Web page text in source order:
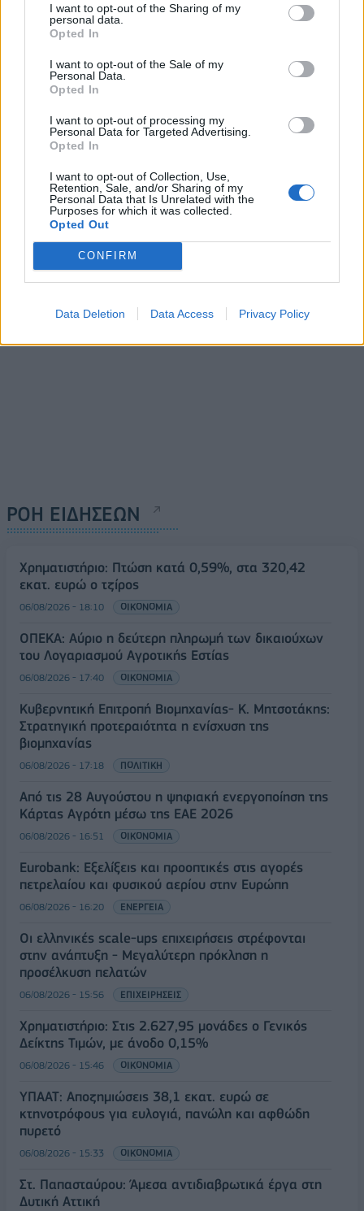
I want to opt-out of the Sharing of my
personal data.
Opted In
I want to opt-out of the Sale of my
Personal Data.
Opted In
I want to opt-out of processing my
Personal Data for Targeted Advertising.
Opted In
I want to opt-out of Collection, Use,
Retention, Sale, and/or Sharing of my
Personal Data that Is Unrelated with the
Purposes for which it was collected.
Opted Out
CONFIRM
Data Deletion Data Access Privacy Policy
ΠΕΡΙΣΣΌΤΕΡΑ ΣΕ ΑΥΤΉ ΤΗΝ ΚΑΤΗΓΟΡΊΑ
Β. Κορκίδης: Πάνω από 1,5
δις ευρώ ο εορταστικός
08/05/2024 - 10:24
Χρηματιστήριο: Στις
1.473,64 μονάδες ο
ΡΟΗ ΕΙΔΗΣΕΩΝ
Χρηματιστήριο: Πτώση κατά 0,59%, στα 320,42
εκατ. ευρώ ο τζίρος
06/08/2026 - 18:10 ΟΙΚΟΝΟΜΙΑ
ΟΠΕΚΑ: Αύριο η δεύτερη πληρωμή των δικαιούχων
του Λογαριασμού Αγροτικής Εστίας
06/08/2026 - 17:40 ΟΙΚΟΝΟΜΙΑ
Κυβερνητική Επιτροπή Βιομηχανίας- Κ. Μητσοτάκης:
Στρατηγική προτεραιότητα η ενίσχυση της
βιομηχανίας
06/08/2026 - 17:18 ΠΟΛΙΤΙΚΗ
Από τις 28 Αυγούστου η ψηφιακή ενεργοποίηση της
Κάρτας Αγρότη μέσω της ΕΑΕ 2026
06/08/2026 - 16:51 ΟΙΚΟΝΟΜΙΑ
Eurobank: Εξελίξεις και προοπτικές στις αγορές
πετρελαίου και φυσικού αερίου στην Ευρώπη
06/08/2026 - 16:20 ΕΝΕΡΓΕΙΑ
Οι ελληνικές scale-ups επιχειρήσεις στρέφονται
στην ανάπτυξη - Μεγαλύτερη πρόκληση η
προσέλκυση πελατών
06/08/2026 - 15:56 ΕΠΙΧΕΙΡΗΣΕΙΣ
Χρηματιστήριο: Στις 2.627,95 μονάδες ο Γενικός
Δείκτης Τιμών, με άνοδο 0,15%
06/08/2026 - 15:46 ΟΙΚΟΝΟΜΙΑ
ΥΠΑΑΤ: Αποζημιώσεις 38,1 εκατ. ευρώ σε
κτηνοτρόφους για ευλογιά, πανώλη και αφθώδη
πυρετό
06/08/2026 - 15:33 ΟΙΚΟΝΟΜΙΑ
Στ. Παπασταύρου: Άμεσα αντιδιαβρωτικά έργα στη
Δυτική Αττική